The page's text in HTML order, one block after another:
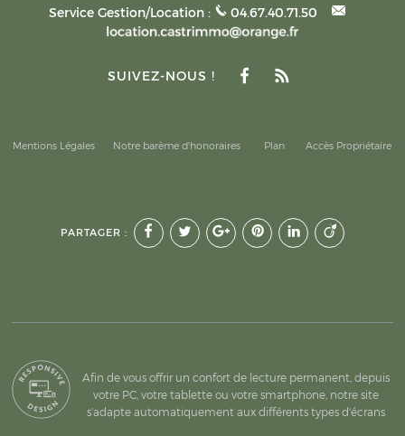
Service Gestion/Location : 04.67.40.71.50
SUIVEZ-NOUS !
Mentions Légales Notre barème d'honoraires Plan Accès Propriétaire
PARTAGER :
Afin de vous offrir un confort de lecture permanent, depuis
votre PC, votre tablette ou votre smartphone, notre site
s’adapte automatiquement aux différents types d'écrans